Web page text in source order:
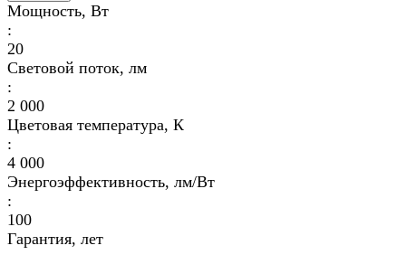
Мощность, Вт
:
20
Световой поток, лм
:
2 000
Цветовая температура, К
:
4 000
Энергоэффективность, лм/Вт
:
100
Гарантия, лет